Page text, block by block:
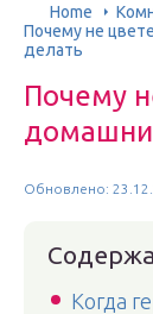
Home
Почему не
делать
Почему
Обновлено:
Когда